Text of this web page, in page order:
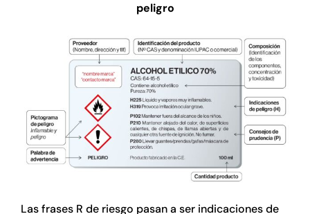
peligro
Las frases R de riesgo pasan a ser indicaciones de